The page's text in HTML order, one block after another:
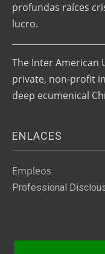
profundas raíces
lucro.
The Inter American
private, non-profit
deep ecumenical
ENLACES
Empleos
Professional